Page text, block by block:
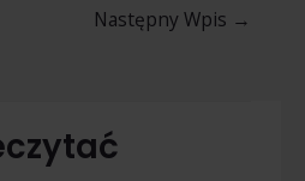
Następny Wpis →